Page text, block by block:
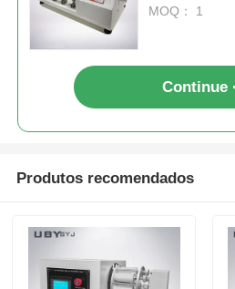
ângulo de
MOQ： 1
Continue
Produtos recomendados